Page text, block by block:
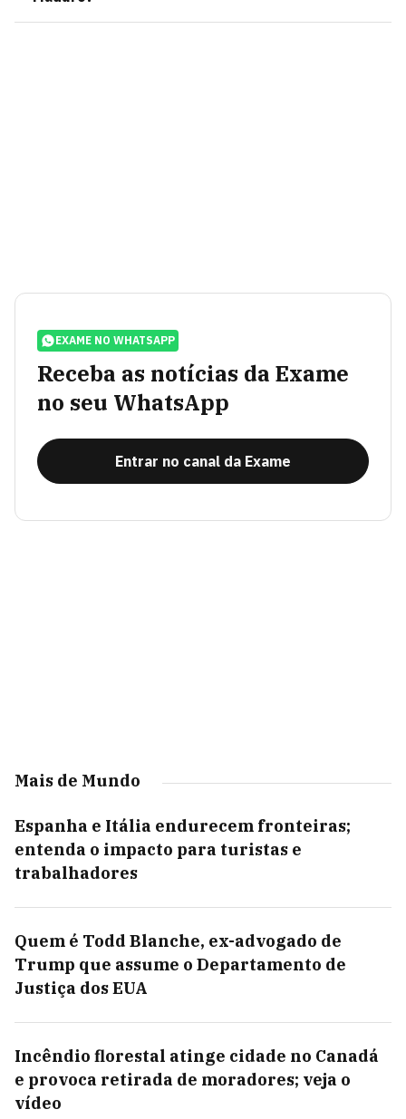
EXAME NO WHATSAPP
Receba as notícias da Exame
no seu WhatsApp
Entrar no canal da Exame
Mais de Mundo
Espanha e Itália endurecem fronteiras;
entenda o impacto para turistas e
trabalhadores
Quem é Todd Blanche, ex-advogado de
Trump que assume o Departamento de
Justiça dos EUA
Incêndio florestal atinge cidade no Canadá
e provoca retirada de moradores; veja o
vídeo